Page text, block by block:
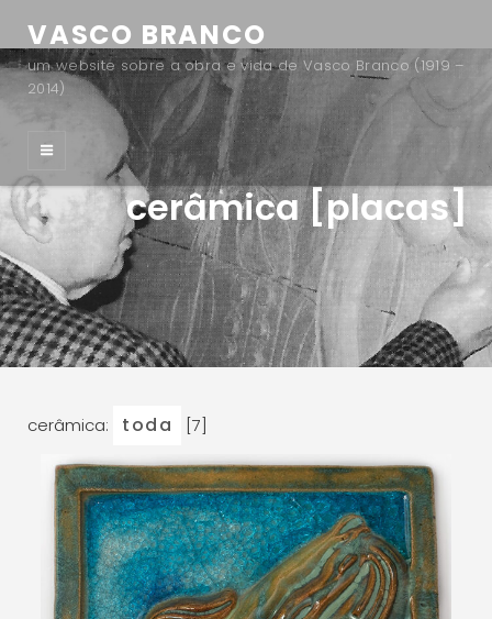
VASCO BRANCO
um website sobre a obra e vida de Vasco Branco (1919 –
2014)
cerâmica [placas]
cerâmica: toda [7]